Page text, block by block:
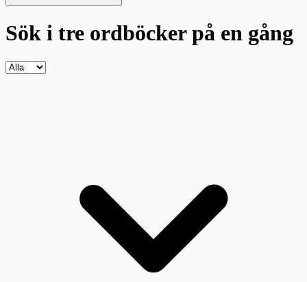
Sök i tre ordböckerpå en gång